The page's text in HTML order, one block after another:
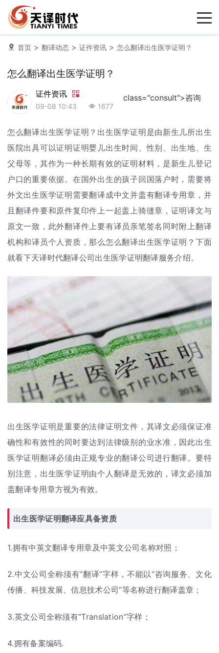
首页 > 翻译动态 > 证件资讯 > 怎么翻译出生医学证明？
怎么翻译出生医学证明？
证件资讯
09-08 10:43 1677
class="consult">咨询
怎么翻译出生医学证明？出生医学证明是由新生儿所出生
医院出具可以证明证明婴儿出生时间、性别、出生地、生
父母等，其作为一种长期有效的证明材料，是新生儿登记
户口的重要依据。在国外出生的孩子回国落户时，需要将
外文出生医学证明需要翻译成中文并盖有翻译专用章，并
且翻译件要和原件复印件上一起盖上骑缝章，证明译文与
原文一致，此外翻译件上要有译员亲笔签名同时附上翻译
机构和译员个人资质，那么怎么翻译出生医学证明？下面
就看下天译时代翻译公司出生医学证明翻译服务介绍。
出生医学证明是重要的法律证明文件，其译文必须保证准
确性和有效性的同时要达到法律级别的业水准，因此出生
医学证明翻译必须由正规专业的翻译公司进行翻译。要特
别注意，出生医学证明由个人翻译是无效的，译文必须加
盖翻译专用章方视为有效。
出生医学证明翻译应具备资质
1.拥有中英文翻译专用章及中英文公司名称对照；
2.中文公司全称须有“翻译”字样，不能以“咨询服务、文化
传播、科技发展、信息技术公司”等名称进行翻译盖章；
3.英文公司全称须有“Translation”字样；
4.拥有备案编码.